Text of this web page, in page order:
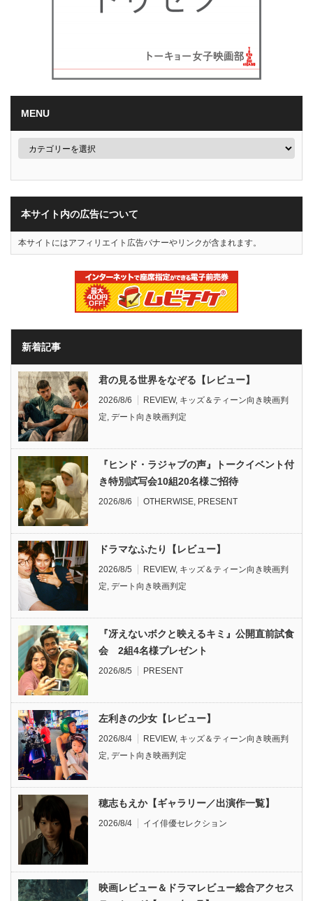
MENU
本サイト内の広告について
本サイトにはアフィリエイト広告バナーやリンクが含まれます。
新着記事
君の見る世界をなぞる【レビュー】
2026/8/6 REVIEW, キッズ＆ティーン向き映画判
定 デート向き映画判定
『ヒンド・ラジャブの声』トークイベント付
き特別試写会10組20名様ご招待
2026/8/6 OTHERWISE PRESENT
ドラマなふたり【レビュー】
2026/8/5 REVIEW, キッズ＆ティーン向き映画判
定 デート向き映画判定
『冴えないボクと映えるキミ』公開直前試食
会 2組4名様プレゼント
2026/8/5 PRESENT
左利きの少女【レビュー】
2026/8/4 REVIEW, キッズ＆ティーン向き映画判
定 デート向き映画判定
穂志もえか【ギャラリー／出演作一覧】
2026/8/4 イイ俳優セレクション
映画レビュー＆ドラマレビュー総合アクセス